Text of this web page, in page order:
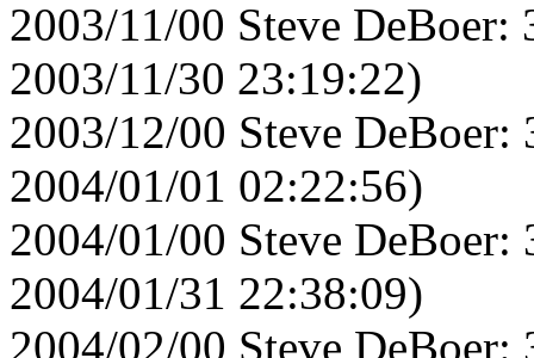
2003/11/00 Steve
2003/11/30 23:19:22)
2003/12/00 Steve
2004/01/01 02:22:56)
2004/01/00 Steve
2004/01/31 22:38:09)
2004/02/00 Steve